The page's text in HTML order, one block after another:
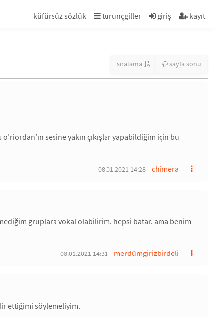
küfürsüz sözlük turunçgiller giriş kayıt
sıralama sayfa sonu
sesine yakın çıkışlar yapabildiğim için bu
chimera
08.01.2021 14:28
gruplara vokal olabilirim. hepsi batar. ama benim
merdümgirizbirdeli
08.01.2021 14:31
ettiğimi söylemeliyim.